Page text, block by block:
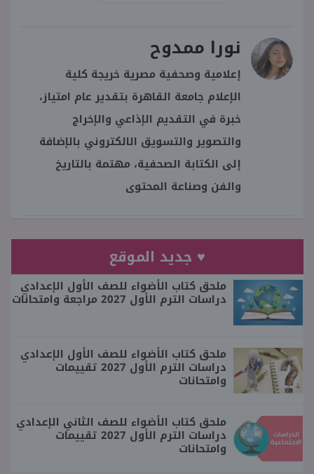
نورا ممدوح
إعلامية وصحفية مصرية خريجة كلية
الإعلام جامعة القاهرة بتقدير عام امتياز،
خبرة في التقديم الإذاعي والإخراج
والتصوير والتسويق الالكتروني بالإضافة
إلى الكتابة الصحفية، مهتمة بالتاريخ
والفن وصناعة المحتوى
♥ جديد الموقع
ملحق كتاب الأضواء للصف الأول الإعدادي
دراسات الترم الأول 2027 مراجعة وامتحانات
ملحق كتاب الأضواء للصف الأول الإعدادي
دراسات الترم الأول 2027 تقييمات
وامتحانات
ملحق كتاب الأضواء للصف الثاني الإعدادي
دراسات الترم الأول 2027 تقييمات
وامتحانات